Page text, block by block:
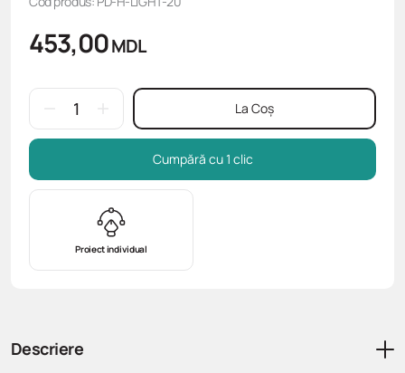
Proiect individual
453,00MDL
La Coș
Cumpără cu 1 clic
Descriere